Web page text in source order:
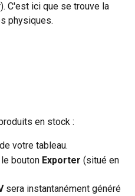
C'est ici que se trouve la
physiques.
en stock :
votre tableau.
bouton Exporter (situé en
sera instantanément généré